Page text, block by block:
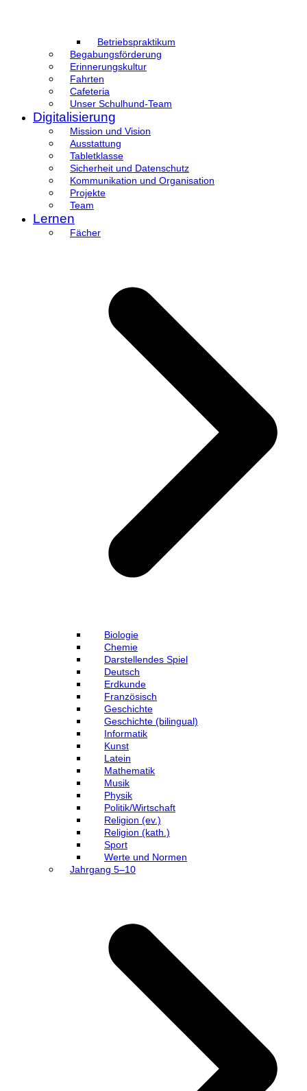
Betriebspraktikum
Begabungsförderung
Erinnerungskultur
Fahrten
Cafeteria
Unser Schulhund-Team
Digitalisierung
Mission und Vision
Ausstattung
Tabletklasse
Sicherheit und Datenschutz
Kommunikation und Organisation
Projekte
Team
Lernen
Fächer
Biologie
Chemie
Darstellendes Spiel
Deutsch
Erdkunde
Französisch
Geschichte
Geschichte (bilingual)
Informatik
Kunst
Latein
Mathematik
Musik
Physik
Politik/Wirtschaft
Religion (ev.)
Religion (kath.)
Sport
Werte und Normen
Jahrgang 5–10